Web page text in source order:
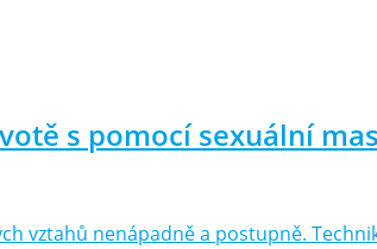
s pomocí sexuální
vztahů nenápadně a postupně.